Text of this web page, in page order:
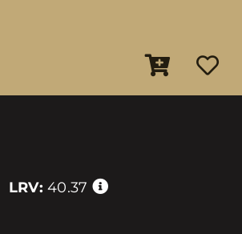
LRV: 40.37